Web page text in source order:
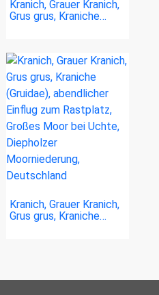
Kranich, Grauer Kranich,
Grus grus, Kraniche…
Kranich, Grauer Kranich,
Grus grus, Kraniche…